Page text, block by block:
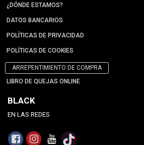
¿DÓNDE ESTAMOS?
DATOS BANCARIOS
POLÍTICAS DE PRIVACIDAD
POLÍTICAS DE COOKIES
ARREPENTIMIENTO DE COMPRA
LIBRO DE QUEJAS ONLINE
BLACK
EN LAS REDES